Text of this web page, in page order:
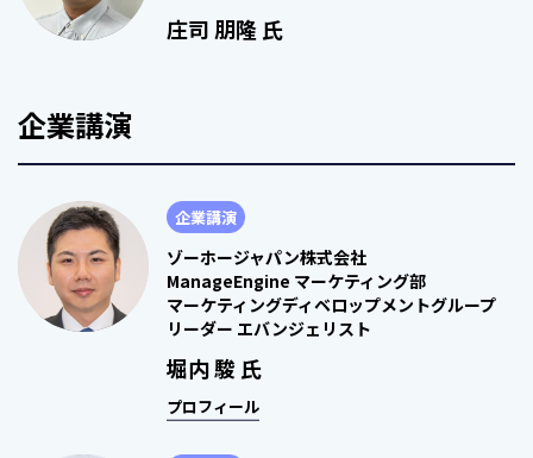
庄司 朋隆 氏
企業講演
企業講演
ゾーホージャパン株式会社
ManageEngine マーケティング部
マーケティングディベロップメントグループ
リーダー エバンジェリスト
堀内 駿 氏
プロフィール